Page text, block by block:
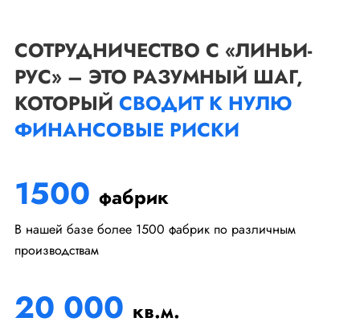
СОТРУДНИЧЕСТВО С «ЛИНЬИ-
РУС» – ЭТО РАЗУМНЫЙ ШАГ,
КОТОРЫЙ СВОДИТ К НУЛЮ
ФИНАНСОВЫЕ РИСКИ
1500 фабрик
В нашей базе более 1500 фабрик по различным
производствам
20 000 кв.м.